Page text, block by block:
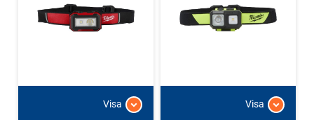
Visa Visa